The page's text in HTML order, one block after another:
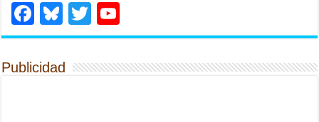
Facebook
Bluesky
Twitter
Publicidad